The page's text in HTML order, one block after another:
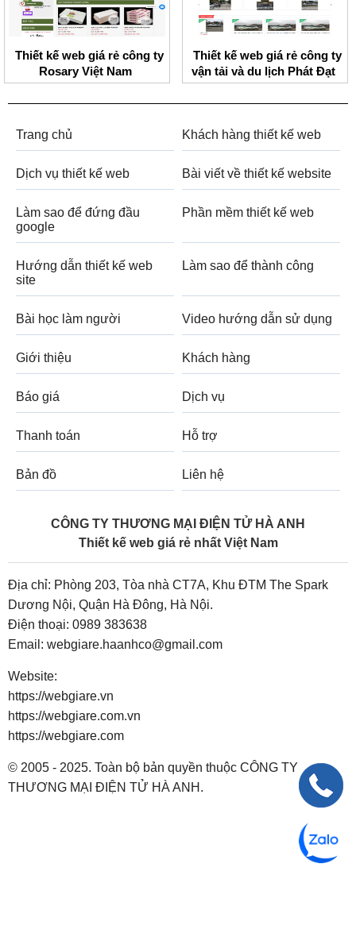
Thiết kế web giá rẻ công ty
Rosary Việt Nam
Thiết kế web giá rẻ công ty
vận tải và du lịch Phát Đạt
Trang chủ Khách hàng thiết kế web
Dịch vụ thiết kế web Bài viết về thiết kế website
Làm sao để đứng đầu
google
Phần mềm thiết kế web
Hướng dẫn thiết kế web
site
Làm sao để thành công
Bài học làm người Video hướng dẫn sử dụng
Giới thiệu Khách hàng
Báo giá Dịch vụ
Thanh toán Hỗ trợ
Bản đồ Liên hệ
CÔNG TY THƯƠNG MẠI ĐIỆN TỬ HÀ ANH
Thiết kế web giá rẻ nhất Việt Nam
Địa chỉ: Phòng 203, Tòa nhà CT7A, Khu ĐTM The Spark
Dương Nội, Quận Hà Đông, Hà Nội.
Điện thoại: 0989 383638
Email: webgiare.haanhco@gmail.com
Website:
https://webgiare.vn
https://webgiare.com.vn
https://webgiare.com
© 2005 - 2025. Toàn bộ bản quyền thuộc CÔNG TY
THƯƠNG MẠI ĐIỆN TỬ HÀ ANH.